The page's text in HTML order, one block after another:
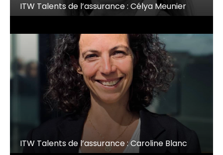
ITW Talents de l’assurance : Célya Meunier
ITW Talents de l’assurance : Caroline Blanc